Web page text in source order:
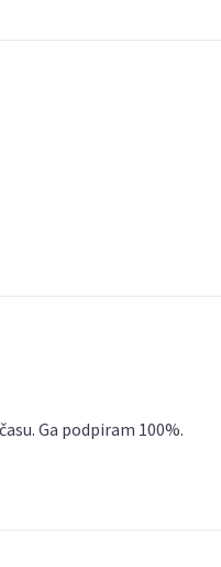
Ga podpiram 100%.